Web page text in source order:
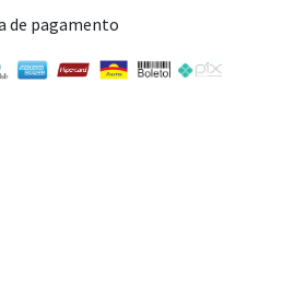
de pagamento